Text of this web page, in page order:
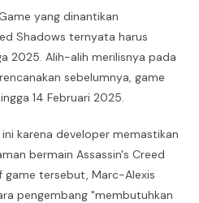
yang dinantikan
Shadows ternyata harus
2025. Alih-alih merilisnya pada
sebelumnya, game
14 Februari 2025.
karena developer memastikan
bermain Assassin's Creed
game tersebut, Marc-Alexis
pengembang "membutuhkan